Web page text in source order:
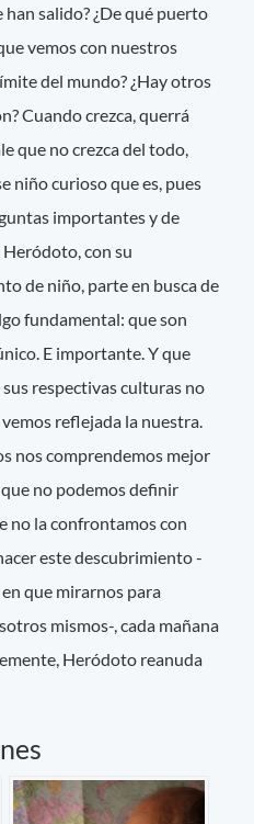
han salido? ¿De qué puerto
vemos con nuestros
del mundo? ¿Hay otros
Cuando crezca, querrá
que no crezca del todo,
niño curioso que es, pues
importantes y de
con su
de niño, parte en busca de
fundamental: que son
E importante. Y que
respectivas culturas no
reflejada la nuestra.
nos comprendemos mejor
no podemos definir
no la confrontamos con
este descubrimiento -
que mirarnos para
mismos-, cada mañana
Heródoto reanuda